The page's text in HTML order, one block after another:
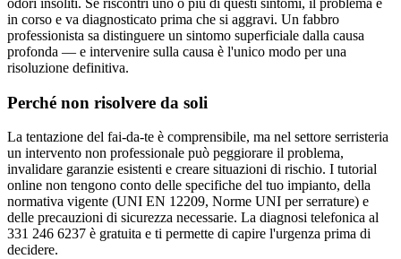
odori insoliti. Se riscontri uno o più di questi sintomi, il problema è
in corso e va diagnosticato prima che si aggravi. Un fabbro
professionista sa distinguere un sintomo superficiale dalla causa
profonda — e intervenire sulla causa è l'unico modo per una
risoluzione definitiva.
Perché non risolvere da soli
La tentazione del fai-da-te è comprensibile, ma nel settore serristeria
un intervento non professionale può peggiorare il problema,
invalidare garanzie esistenti e creare situazioni di rischio. I tutorial
online non tengono conto delle specifiche del tuo impianto, della
normativa vigente (UNI EN 12209, Norme UNI per serrature) e
delle precauzioni di sicurezza necessarie. La diagnosi telefonica al
331 246 6237 è gratuita e ti permette di capire l'urgenza prima di
decidere.